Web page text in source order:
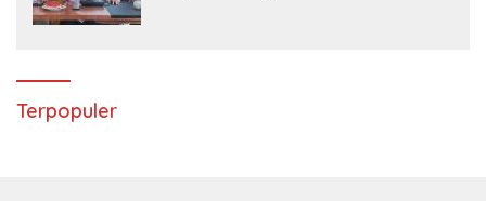
Terpopuler